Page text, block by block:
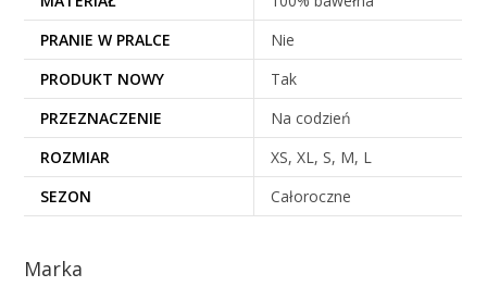
PRANIE W PRALCE
Nie
PRODUKT NOWY
Tak
PRZEZNACZENIE
Na codzień
ROZMIAR
XS, XL, S, M, L
SEZON
Całoroczne
Marka